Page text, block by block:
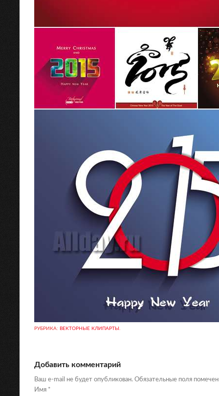
РУБРИКА: ВЕКТОРНЫЕ КЛИПАРТЫ .
Добавить комментарий
Ваш e-mail не будет опубликован. Обязательные поля
Имя *